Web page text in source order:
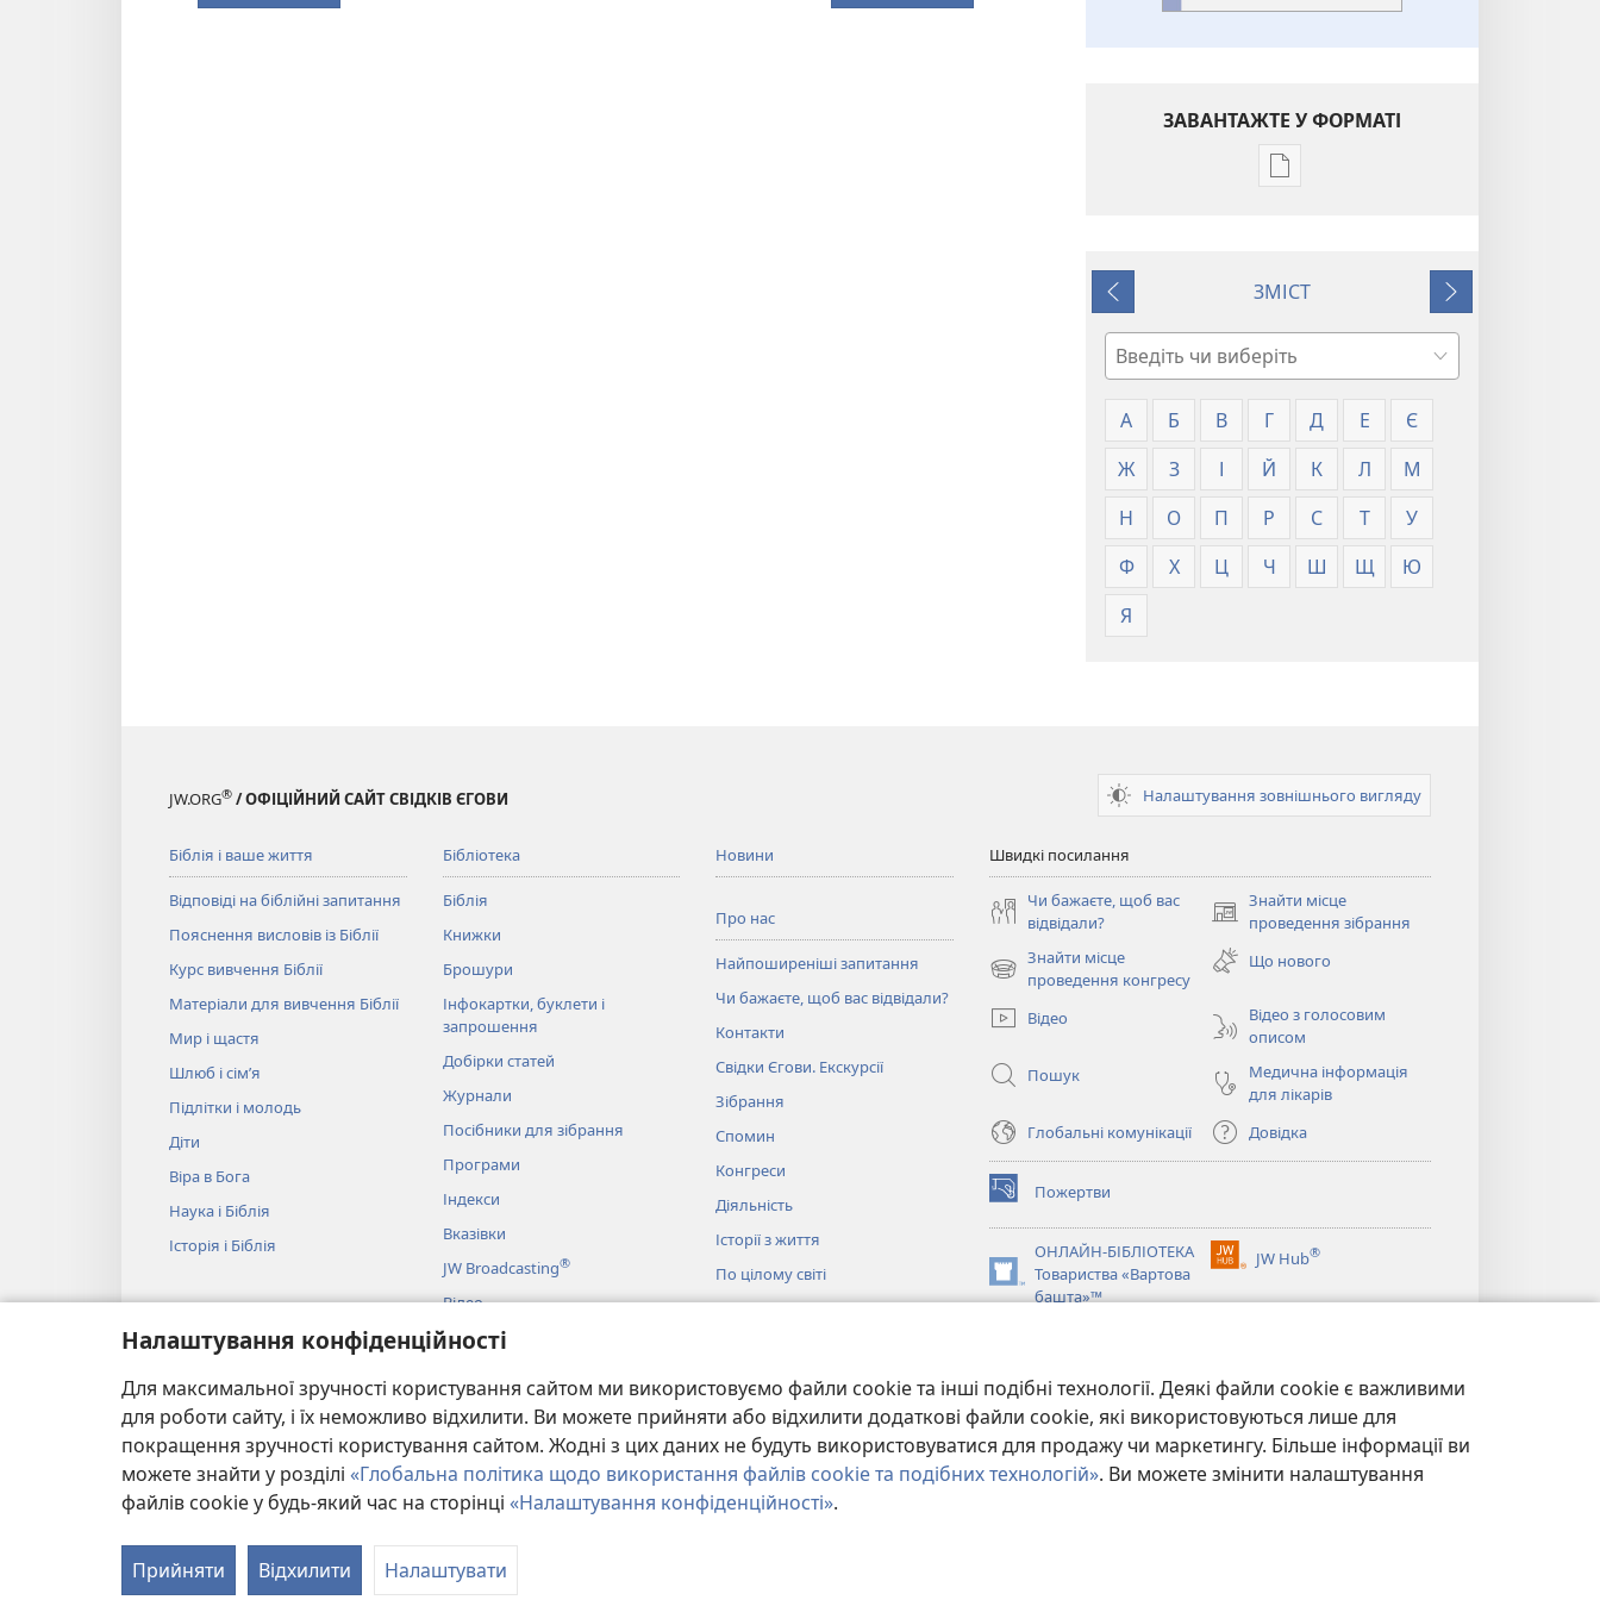
Налаштування конфіденційності
Для максимальної зручності користування сайтом ми використовуємо файли cookie та інші подібні технології. Деякі файли cookie є важливими
для роботи сайту, і їх неможливо відхилити. Ви можете прийняти або відхилити додаткові файли cookie, які використовуються лише для
покращення зручності користування сайтом. Жодні з цих даних не будуть використовуватися для продажу чи маркетингу. Більше інформації ви
можете знайти у розділі «Глобальна політика щодо використання файлів cookie та подібних технологій». Ви можете змінити налаштування
файлів cookie у будь-який час на сторінці «Налаштування конфіденційності».
Прийняти Відхилити Налаштувати
ЗАВАНТАЖТЕ У ФОРМАТІ
Параметри
Назад
ЗМІСТ
Далі
Пошук
А
Б В Г Д Е
Є
Ж
З І Й К Л
М
Н
О П Р С Т
У
Ф
Х Ц Ч Ш Щ
Ю
Я
JW.ORG® / ОФІЦІЙНИЙ САЙТ СВІДКІВ ЄГОВИ Налаштування зовнішнього вигляду
Біблія і ваше життя
Відповіді на біблійні запитання
Пояснення висловів із Біблії
Курс вивчення Біблії
Матеріали для вивчення Біблії
Мир і щастя
Шлюб і сім’я
Підлітки і молодь
Діти
Віра в Бога
Наука і Біблія
Історія і Біблія
Бібліотека
Біблія
Книжки
Брошури
Інфокартки, буклети і
запрошення
Добірки статей
Журнали
Посібники для зібрання
Програми
Індекси
Вказівки
JW Broadcasting®
Відео
Музика
Художнє читання Біблії
Новини
Про нас
Найпоширеніші запитання
Чи бажаєте, щоб вас відвідали?
Контакти
Свідки Єгови. Екскурсії
Зібрання
Спомин
Конгреси
Діяльність
Історії з життя
По цілому світі
Швидкі посилання
Чи бажаєте, щоб вас
відвідали?
Знайти місце
проведення зібрання
(відкривається
новому
Знайти місце
проведення конгресу
(відкривається
новому
Що нового
Відео
Відео з голосовим
описом
Пошук
Медична інформація
для лікарів
Глобальні комунікації
Довідка
Пожертви
(відкривається
у
новому
вікні)
ОНЛАЙН-БІБЛІОТЕКА
Товариства «Вартова
башта»™
(відкривається
у
JW Hub®
(відкривається
Copyright© 2026 Watch Tower Bible and Tract Society of Pennsylvania. УМОВИ ВИКОРИСТАННЯ